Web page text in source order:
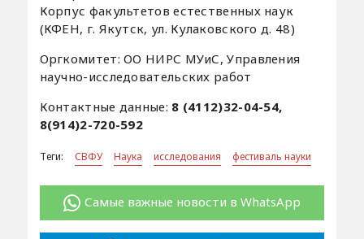
Корпус факультетов естественных наук
(КФЕН, г. Якутск, ул. Кулаковского д. 48)
Оргкомитет: ОО НИРС МУиС, Управления
научно-исследовательских работ
Контактные данные: 8 (4112)32-04-54,
8(914)2-720-592
Теги: СВФУ Наука исследования фестиваль науки
Самые важные новости в WhatsApp